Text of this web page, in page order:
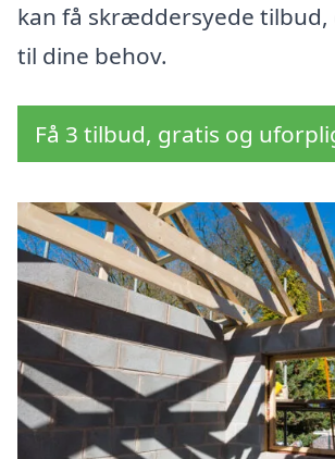
kan få skræddersyede tilbud,
til dine behov.
Få 3 tilbud, gratis og